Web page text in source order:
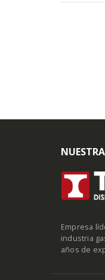
Empresa
industria
años de